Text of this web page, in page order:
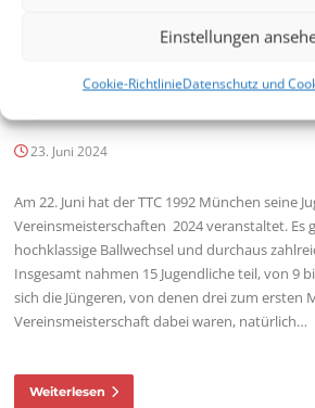
Einstellungen
Cookie-RichtlinieDatenschutz und
Jugend-
23. Juni 2024
Am 22. Juni hat der TTC 1992 München seine
Vereinsmeisterschaften 2024 veranstaltet. Es
hochklassige Ballwechsel und durchaus
Insgesamt nahmen 15 Jugendliche teil, von 9
sich die Jüngeren, von denen drei zum ersten
Vereinsmeisterschaft dabei waren, natürlich…
Weiterlesen